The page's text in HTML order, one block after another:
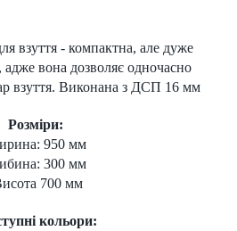
взуття - компактна, але дуже
адже вона дозволяє одночасно
взуття. Виконана з ДСП 16 мм
Розміри:
950 мм
300 мм
700 мм
кольори: